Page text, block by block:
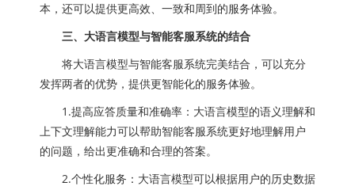
本，还可以提供更高效、一致和周到的服务体验。
三、大语言模型与智能客服系统的结合
将大语言模型与智能客服系统完美结合，可以充分
发挥两者的优势，提供更智能化的服务体验。
1.提高应答质量和准确率：大语言模型的语义理解和
上下文理解能力可以帮助智能客服系统更好地理解用户
的问题，给出更准确和合理的答案。
2.个性化服务：大语言模型可以根据用户的历史数据